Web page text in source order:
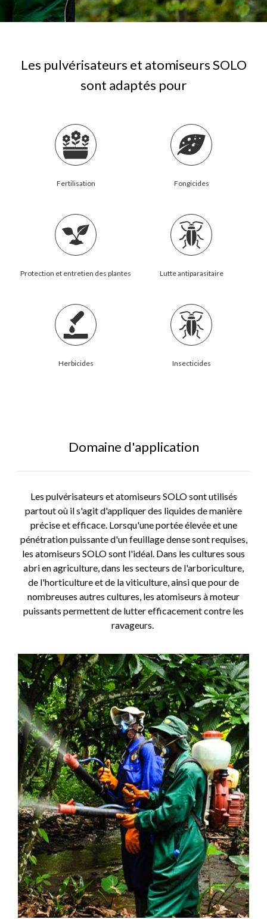
Les pulvérisateurs et atomiseurs SOLO
sont adaptés pour
Fertilisation Fongicides
Protection et entretien des plantes Lutte antiparasitaire
Herbicides Insecticides
Domaine d'application
Les pulvérisateurs et atomiseurs SOLO sont utilisés
partout où il s'agit d'appliquer des liquides de manière
précise et efficace. Lorsqu'une portée élevée et une
pénétration puissante d'un feuillage dense sont requises,
les atomiseurs SOLO sont l'idéal. Dans les cultures sous
abri en agriculture, dans les secteurs de l'arboriculture,
de l'horticulture et de la viticulture, ainsi que pour de
nombreuses autres cultures, les atomiseurs à moteur
puissants permettent de lutter efficacement contre les
ravageurs.